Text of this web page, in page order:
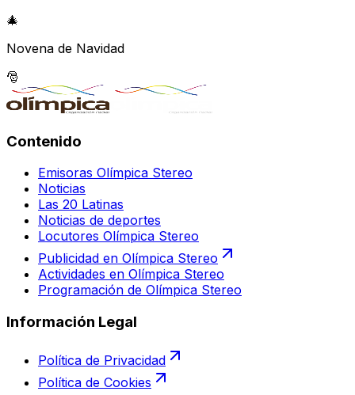
🎄
Novena de Navidad
🎅
Contenido
Emisoras Olímpica Stereo
Noticias
Las 20 Latinas
Noticias de deportes
Locutores Olímpica Stereo
Publicidad en Olímpica Stereo
Actividades en Olímpica Stereo
Programación de Olímpica Stereo
Información Legal
Política de Privacidad
Política de Cookies